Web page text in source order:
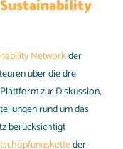
Networkder
über die drei
zur Diskussion,
rund um das
berücksichtigt
der